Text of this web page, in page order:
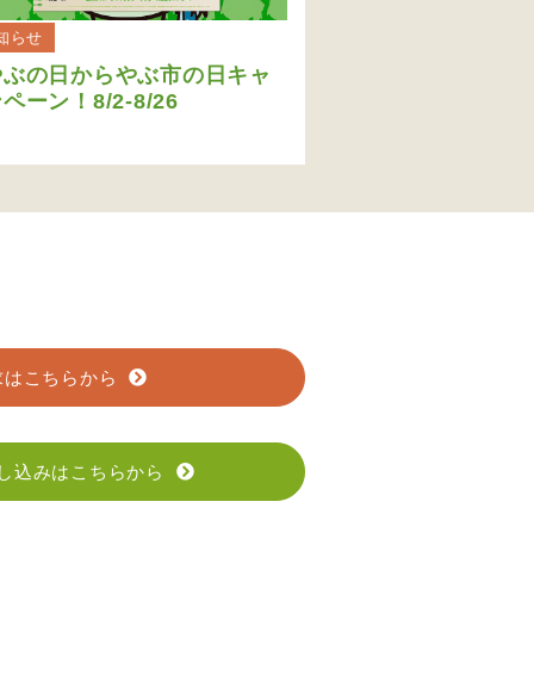
らせ
の日からやぶ市の日キャ
ーン！8/2-8/26
こちらから
込みはこちらから